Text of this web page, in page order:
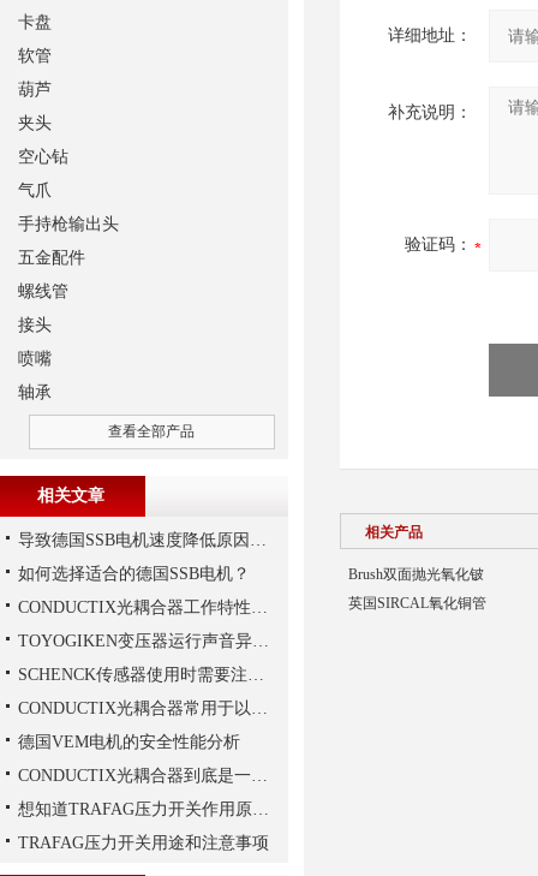
详细地址：
补充说明：
验证码：
相关产品
Brush双面抛光氧化铍
英国SIRCAL氧化铜管
卡盘
软管
葫芦
夹头
空心钻
气爪
手持枪输出头
五金配件
螺线管
接头
喷嘴
轴承
查看全部产品
相关文章
导致德国SSB电机速度降低原因有哪些?
如何选择适合的德国SSB电机？
CONDUCTIX光耦合器工作特性讲解
TOYOGIKEN变压器运行声音异常的判断方法
SCHENCK传感器使用时需要注意这些
CONDUCTIX光耦合器常用于以下领域当中
德国VEM电机的安全性能分析
CONDUCTIX光耦合器到底是一种怎样的装置呢
想知道TRAFAG压力开关作用原理，那就看本文
TRAFAG压力开关用途和注意事项